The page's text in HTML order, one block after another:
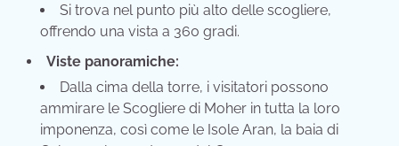
Si trova nel punto più alto delle scogliere,
offrendo una vista a 360 gradi.
Viste panoramiche:
Dalla cima della torre, i visitatori possono
ammirare le Scogliere di Moher in tutta la loro
imponenza, così come le Isole Aran, la baia di